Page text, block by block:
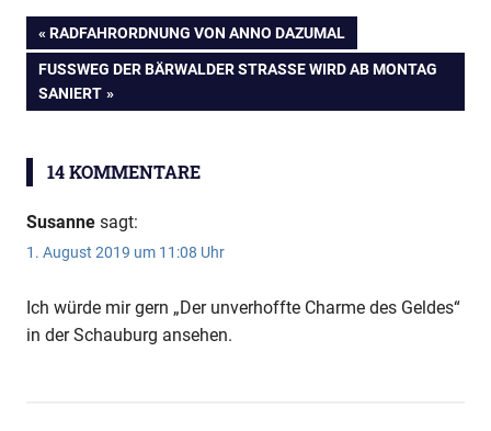
Beitragsnavigation
VORHERIGER
BEITRAG:
RADFAHRORDNUNG VON ANNO DAZUMAL
NÄCHSTER
BEITRAG:
FUSSWEG DER BÄRWALDER STRASSE WIRD AB MONTAG SA
NIERT
14 KOMMENTARE
Susanne sagt:
1. August 2019 um 11:08 Uhr
Ich würde mir gern „Der unverhoffte Charme des Geldes“
in der Schauburg ansehen.